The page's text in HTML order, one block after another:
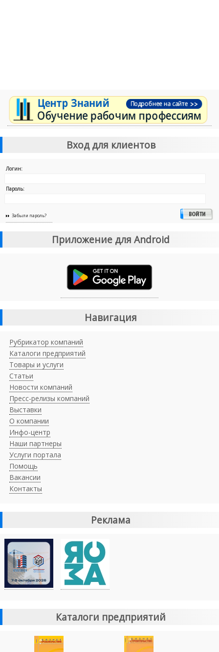
Вход для клиентов
Логин:
Пароль:
Забыли пароль?
Приложение для Android
Навигация
Рубрикатор компаний
Каталоги предприятий
Товары и услуги
Статьи
Новости компаний
Пресс-релизы компаний
Выставки
О компании
Инфо-центр
Наши партнеры
Услуги портала
Помощь
Вакансии
Контакты
Реклама
Каталоги предприятий